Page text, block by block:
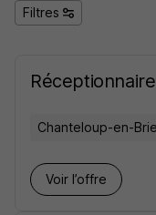
Filtres
Chanteloup-en-
Voir l’offre